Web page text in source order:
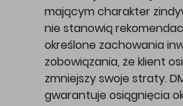
mającym charakter
nie stanowią
określone zachowania
zobowiązania, że klient
zmniejszy swoje straty.
gwarantuje osiągnięcia